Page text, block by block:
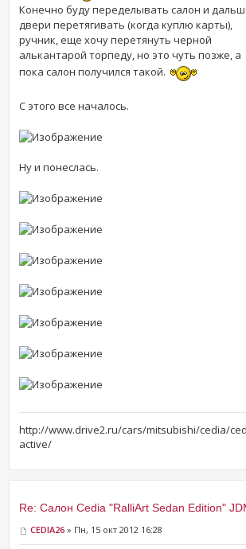
Конечно буду переделывать салон и
двери перетягивать (когда куплю карты),
ручник, еще хочу перетянуть черной
алькантарой торпеду, но это чуть позже, а
пока салон получился такой.
С этого все началось.
Ну и понеслась.
http://www.drive2.ru/cars/mitsubishi/cedia/
active/
Re: Салон Cedia "RalliArt Sedan Edition"
CEDIA26 » Пн, 15 окт 2012 16:28